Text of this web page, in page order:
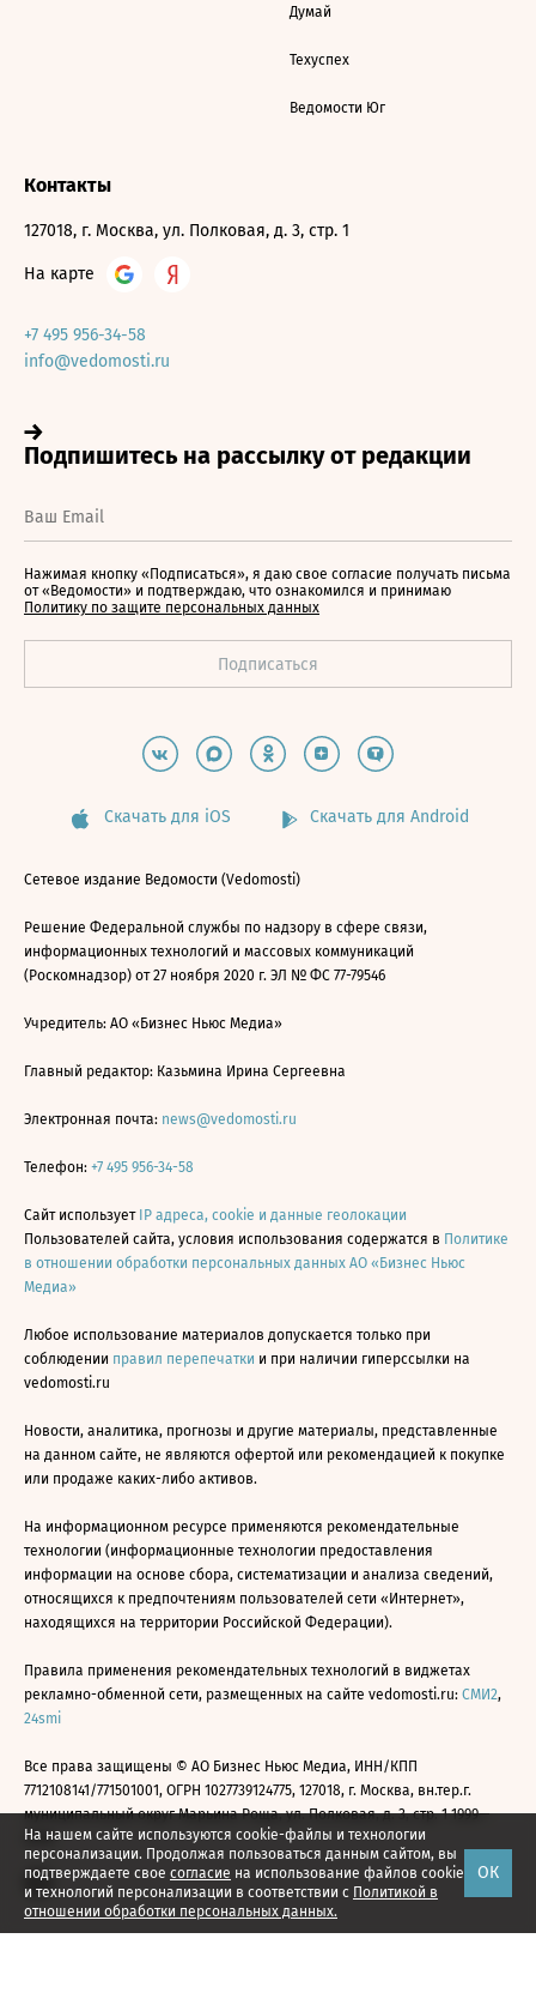
На нашем сайте используются cookie-файлы и технологии
персонализации. Продолжая пользоваться данным сайтом, вы
подтверждаете свое согласие на использование файлов cookie
и технологий персонализации в соответствии с Политикой в
отношении обработки персональных данных.
ОК
Думай
Техуспех
Ведомости Юг
Контакты
127018, г. Москва, ул. Полковая, д. 3, стр. 1
На карте
+7 495 956-34-58
info@vedomosti.ru
Нажимая кнопку «Подписаться», я даю свое согласие получать письма
от «Ведомости» и подтверждаю, что ознакомился и принимаю
Политику по защите персональных данных
Скачать для iOS Скачать для Android
Сетевое издание Ведомости (Vedomosti)
Решение Федеральной службы по надзору в сфере связи,
информационных технологий и массовых коммуникаций
(Роскомнадзор) от 27 ноября 2020 г. ЭЛ № ФС 77-79546
Учредитель: АО «Бизнес Ньюс Медиа»
Главный редактор: Казьмина Ирина Сергеевна
Электронная почта: news@vedomosti.ru
Телефон: +7 495 956-34-58
Сайт использует IP адреса, cookie и данные геолокации
Пользователей сайта, условия использования содержатся в Политике
в отношении обработки персональных данных АО «Бизнес Ньюс
Медиа»
Любое использование материалов допускается только при
соблюдении правил перепечатки и при наличии гиперссылки на
vedomosti.ru
Новости, аналитика, прогнозы и другие материалы, представленные
на данном сайте, не являются офертой или рекомендацией к покупке
или продаже каких-либо активов.
На информационном ресурсе применяются рекомендательные
технологии (информационные технологии предоставления
информации на основе сбора, систематизации и анализа сведений,
относящихся к предпочтениям пользователей сети «Интернет»,
находящихся на территории Российской Федерации).
Правила применения рекомендательных технологий в виджетах
рекламно-обменной сети, размещенных на сайте vedomosti.ru: СМИ2,
24smi
Все права защищены © АО Бизнес Ньюс Медиа, ИНН/КПП
7712108141/771501001, ОГРН 1027739124775, 127018, г. Москва, вн.тер.г.
муниципальный округ Марьина Роща, ул. Полковая, д. 3, стр. 1 1999—
2026